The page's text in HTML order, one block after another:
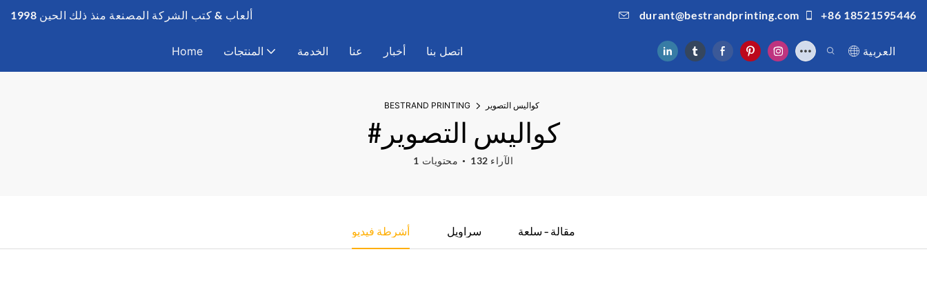
ألعاب & كتب الشركة المصنعة منذ ذلك الحين 1998 durant@bestrandprinting.com +86 18521595446
Home المنتجات الخدمة عنا أخبار اتصل بنا العربية
BESTRAND PRINTING كواليس التصوير
#كواليس التصوير
1 محتويات 132 الآراء
أشرطة فيديو سراويل مقالة - سلعة